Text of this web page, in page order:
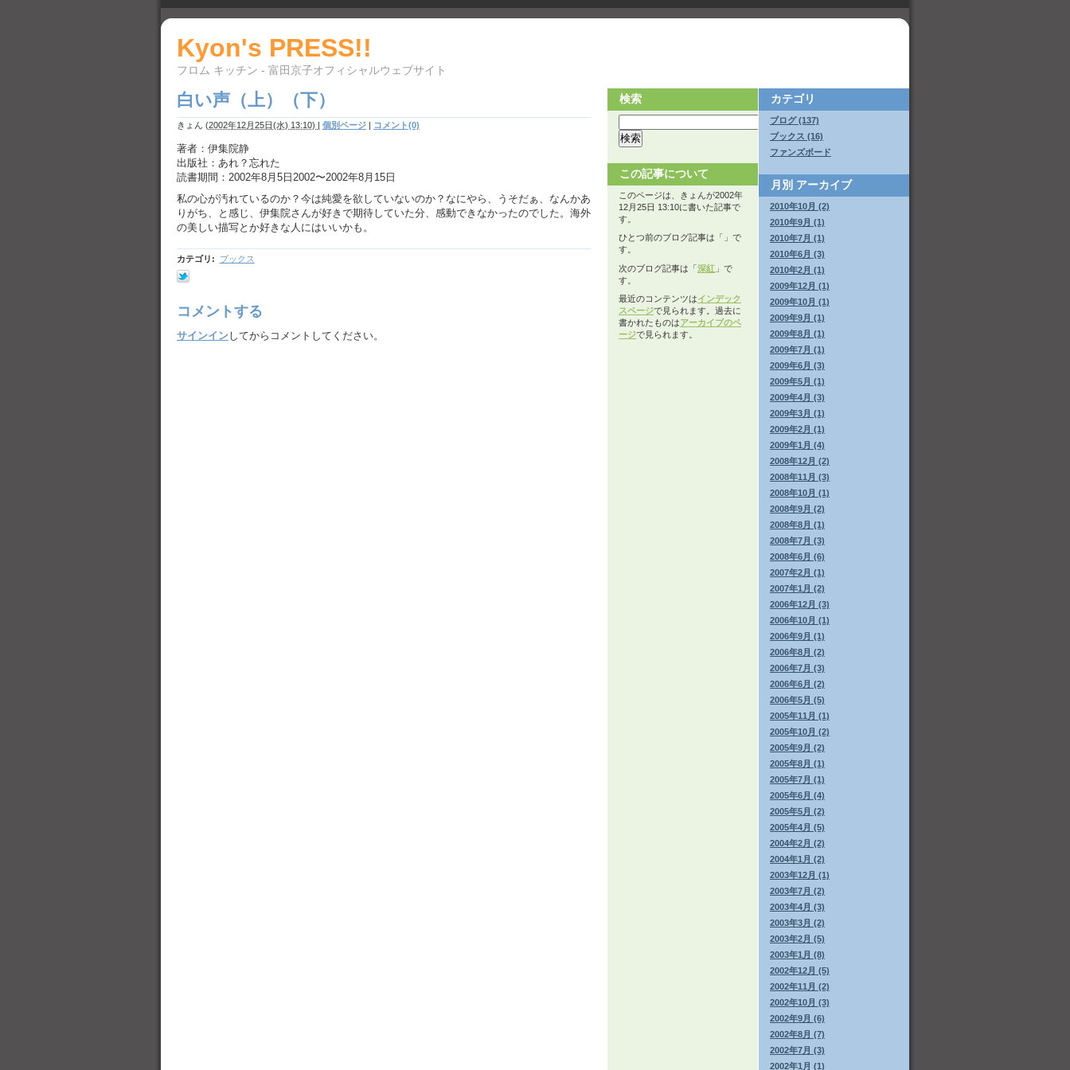
Kyon's PRESS!!
フロム キッチン - 富田京子オフィシャルウェブサイト
白い声（上）（下）
きょん (2002年12月25日(水) 13:10) | 個別ページ | コメント(0)
著者：伊集院静
出版社：あれ？忘れた
読書期間：2002年8月5日2002〜2002年8月15日
私の心が汚れているのか？今は純愛を欲していないのか？なにやら、うそだぁ、なんかあ
りがち、と感じ、伊集院さんが好きで期待していた分、感動できなかったのでした。海外
の美しい描写とか好きな人にはいいかも。
カテゴリ : ブックス
コメントする
サインインしてからコメントしてください。
カテゴリ
ブログ (137)
ブックス (16)
ファンズボード
月別 アーカイブ
2010年10月 (2)
2010年9月 (1)
2010年7月 (1)
2010年6月 (3)
2010年2月 (1)
2009年12月 (1)
2009年10月 (1)
2009年9月 (1)
2009年8月 (1)
2009年7月 (1)
2009年6月 (3)
2009年5月 (1)
2009年4月 (3)
2009年3月 (1)
2009年2月 (1)
2009年1月 (4)
2008年12月 (2)
2008年11月 (3)
2008年10月 (1)
2008年9月 (2)
2008年8月 (1)
2008年7月 (3)
2008年6月 (6)
2007年2月 (1)
2007年1月 (2)
2006年12月 (3)
2006年10月 (1)
2006年9月 (1)
2006年8月 (2)
2006年7月 (3)
2006年6月 (2)
2006年5月 (5)
2005年11月 (1)
2005年10月 (2)
2005年9月 (2)
2005年8月 (1)
2005年7月 (1)
2005年6月 (4)
2005年5月 (2)
2005年4月 (5)
2004年2月 (2)
2004年1月 (2)
2003年12月 (1)
2003年7月 (2)
2003年4月 (3)
2003年3月 (2)
2003年2月 (5)
2003年1月 (8)
2002年12月 (5)
2002年11月 (2)
2002年10月 (3)
2002年9月 (6)
2002年8月 (7)
2002年7月 (3)
2002年1月 (1)
検索
この記事について
このページは、きょんが2002年
12月25日 13:10に書いた記事で
す。
ひとつ前のブログ記事は「
」で
す。
次のブログ記事は「深紅 」で
す。
最近のコンテンツはインデック
スページで見られます。過去に
書かれたものはアーカイブのペ
ージで見られます。